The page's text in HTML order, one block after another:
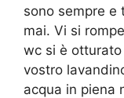
sono sempre e
mai. Vi si
wc si è
vostro
acqua in piena